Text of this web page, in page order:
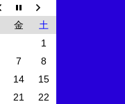
金
土
1
7
8
14
15
21
22